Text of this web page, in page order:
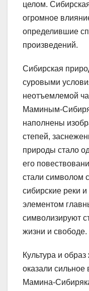
целом.
огромное
определившие
произведений.
Сибирская
суровыми
неотъемлемой
Маминым-
наполнены
степей,
природы стало
его
стали символом
сибирские реки
элементом
символизируют
жизни и свободе.
Культура и
оказали сильное
Мамина-